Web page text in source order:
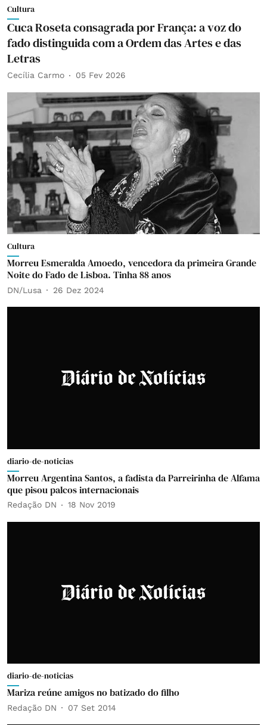
Cultura
Cuca Roseta consagrada por França: a voz do
fado distinguida com a Ordem das Artes e das
Letras
Cecília Carmo 05 Fev 2026
Cultura
Morreu Esmeralda Amoedo, vencedora da primeira Grande
Noite do Fado de Lisboa. Tinha 88 anos
DN/Lusa 26 Dez 2024
diario-de-noticias
Morreu Argentina Santos, a fadista da Parreirinha de Alfama
que pisou palcos internacionais
Redação DN 18 Nov 2019
diario-de-noticias
Mariza reúne amigos no batizado do filho
Redação DN 07 Set 2014